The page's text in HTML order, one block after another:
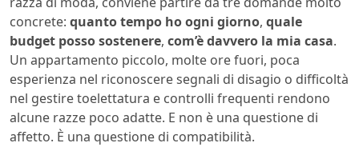
concrete: quanto tempo ho ogni giorno, quale
budget posso sostenere, com’è davvero la mia casa.
Un appartamento piccolo, molte ore fuori, poca
esperienza nel riconoscere segnali di disagio o difficoltà
nel gestire toelettatura e controlli frequenti rendono
alcune razze poco adatte. E non è una questione di
affetto. È una questione di compatibilità.